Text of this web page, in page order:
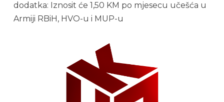
dodatka: Iznosit će 1,50 KM po mjesecu učešća u
Armiji RBiH, HVO-u i MUP-u